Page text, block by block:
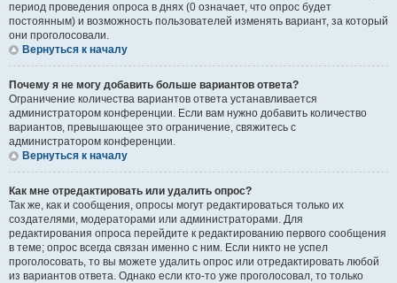
период проведения опроса в днях (0 означает, что опрос будет
постоянным) и возможность пользователей изменять вариант, за который
они проголосовали.
Вернуться к началу
Почему я не могу добавить больше вариантов ответа?
Ограничение количества вариантов ответа устанавливается
администратором конференции. Если вам нужно добавить количество
вариантов, превышающее это ограничение, свяжитесь с
администратором конференции.
Вернуться к началу
Как мне отредактировать или удалить опрос?
Так же, как и сообщения, опросы могут редактироваться только их
создателями, модераторами или администраторами. Для
редактирования опроса перейдите к редактированию первого сообщения
в теме; опрос всегда связан именно с ним. Если никто не успел
проголосовать, то вы можете удалить опрос или отредактировать любой
из вариантов ответа. Однако если кто-то уже проголосовал, то только